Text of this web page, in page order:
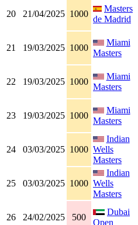
20 21/04/2025 1000
Masters
de Madrid
21 19/03/2025 1000
Miami
Masters
22 19/03/2025 1000
Miami
Masters
23 19/03/2025 1000
Miami
Masters
24 03/03/2025 1000
Indian
Wells
Masters
25 03/03/2025 1000
Indian
Wells
Masters
26 24/02/2025 500
Dubai
Open